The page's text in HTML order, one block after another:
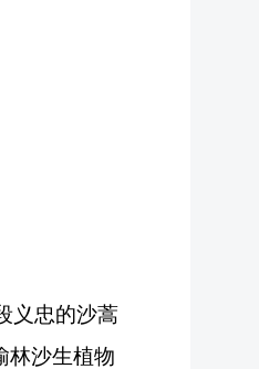
义忠的沙蒿
林沙生植物